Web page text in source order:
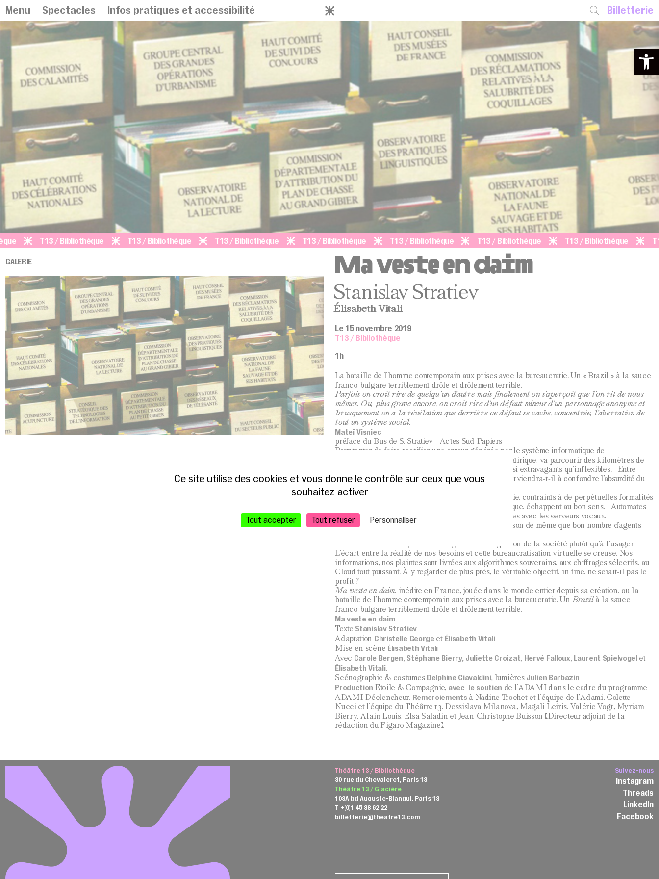
Ouvrir
Menu Spectacles Infos pratiques et accessibilité Billetterie
T13 / Bibliothèque T13 / Bibliothèque T13 / Bibliothèque T13 / Bibliothèque T13 / Bibliothèque T13 / Bibliothèque T13 / Bibliothèque T13 /
Ma veste en daim
Stanislav Stratiev
Élisabeth Vitali
Le 15 novembre 2019
T13 / Bibliothèque
1h
La bataille de l’homme contemporain aux prises avec la bureaucratie. Un « Brazil » à la sauce
franco-bulgare terriblement drôle et drôlement terrible.
Parfois on croit rire de quelqu’un d’autre mais finalement on s’aperçoit que l’on rit de nous-
mêmes. Ou, plus grave encore, on croit rire d’un défaut mineur d’un personnage anonyme et
brusquement on a la révélation que derrière ce défaut se cache, concentrée, l’aberration de
tout un système social.
Mateï Visniec
préface du Bus de S. Stratiev – Actes Sud-Papiers
Pour tenter de faire rectifier une erreur générée par le système informatique de
l’administration, Joshua Winger, héros de ce conte satirique, va parcourir des kilomètres de
bureaux et affronter une horde de fonctionnaires aussi extravagants qu’inflexibles. Entre
démesure, décalage, cocasserie et poésie, Joshua parviendra-t-il à confondre l’absurdité du
système administratif ?
Joshua Winger, c’est nous, noyés dans la paperasserie, contraints à de perpétuelles formalités
à l’inutilité flagrante, dont les règles, comme la logique, échappent au bon sens. Automates
au fonctionnement inintelligible, attentes interminables avec les serveurs vocaux,
dysfonctionnements en ligne nous font perdre la raison de même que bon nombre d’agents
La dématérialisation profite aux organismes de gestion de la société plutôt qu’à l’usager.
L’écart entre la réalité de nos besoins et cette bureaucratisation virtuelle se creuse. Nos
informations, nos plaintes sont livrées aux algorithmes souverains, aux chiffrages sélectifs, au
Cloud tout puissant. À y regarder de plus près, le véritable objectif, in fine, ne serait-il pas le
profit ?
Ma veste en daim, inédite en France, jouée dans le monde entier depuis sa création, ou la
bataille de l’homme contemporain aux prises avec la bureaucratie. UnBrazilà la sauce
franco-bulgare terriblement drôle et drôlement terrible.
Ma veste en daim
Texte Stanislav Stratiev
Adaptation Christelle George et Élisabeth Vitali
Mise en scène Élisabeth Vitali
Avec Carole Bergen, Stéphane Bierry, Juliette Croizat, Hervé Falloux, Laurent Spielvogelet
Élisabeth Vitali.
Scénographie & costumes Delphine Ciavaldini, lumières Julien Barbazin
Production Etoile & Compagnie, avec le soutien de l’ADAMI dans le cadre du programme
ADAMI-Déclencheur. Remerciements à Nadine Trochet et l’équipe de l’Adami, Colette
Nucci et l’équipe du Théâtre 13, Dessislava Milanova, Magali Leiris, Valérie Vogt, Myriam
Bierry, Alain Louis, Elsa Saladin et Jean-Christophe Buisson (Directeur adjoint de la
rédaction du Figaro Magazine).
GALERIE
Théâtre 13 / Bibliothèque
30 rue du Chevaleret, Paris 13
Théâtre 13 / Glacière
103A bd Auguste-Blanqui, Paris 13
T +(0)1 45 88 62 22
billetterie@theatre13.com
Suivez-nous
Instagram
Threads
LinkedIn
Facebook
Panneau de gestion des cookies
Ce site utilise des cookies et vous donne le contrôle sur ceux que vous
souhaitez activer
Tout accepter Tout refuser Personnaliser